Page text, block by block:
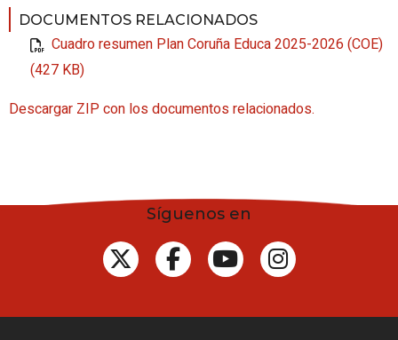
DOCUMENTOS RELACIONADOS
Cuadro resumen Plan Coruña Educa 2025-2026 (COE)
(427 KB)
Descargar ZIP con los documentos relacionados.
Síguenos en